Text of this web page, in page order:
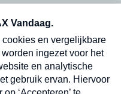
in
Verzend